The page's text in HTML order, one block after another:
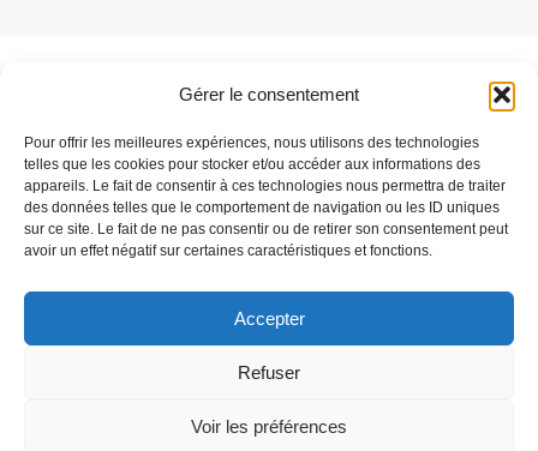
Gérer le consentement
Pour offrir les meilleures expériences, nous utilisons des technologies
telles que les cookies pour stocker et/ou accéder aux informations des
appareils. Le fait de consentir à ces technologies nous permettra de traiter
des données telles que le comportement de navigation ou les ID uniques
sur ce site. Le fait de ne pas consentir ou de retirer son consentement peut
avoir un effet négatif sur certaines caractéristiques et fonctions.
Accepter
Refuser
Voir les préférences
Parlez-nous de votre projet
C'est parti
Speqtris Control est une marque de la société Stop LED
Mentions légales